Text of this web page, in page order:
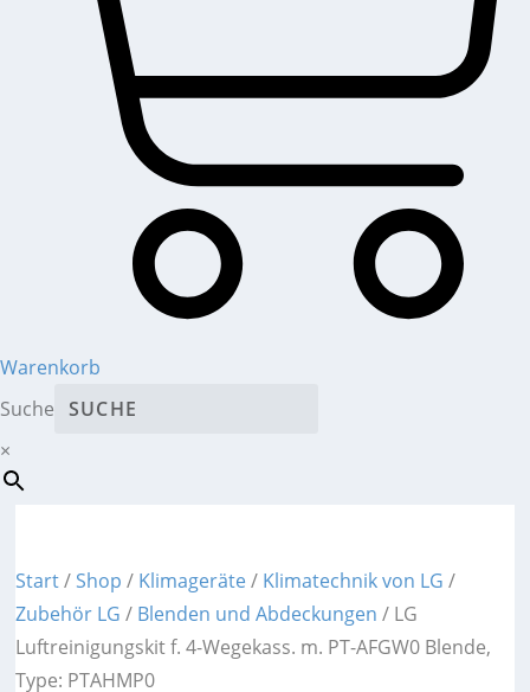
Warenkorb
Suche
×
Start/Shop / Klimageräte/ Klimatechnik von LG /
Zubehör LG / Blenden und Abdeckungen / LG
Luftreinigungskit f. 4-Wegekass. m. PT-AFGW0 Blende,
Type: PTAHMP0